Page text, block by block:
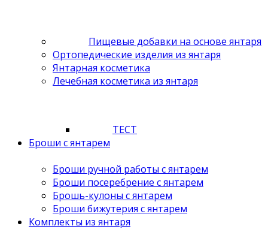
Пищевые добавки на основе янтаря
Ортопедические изделия из янтаря
Янтарная косметика
Лечебная косметика из янтаря
ТЕСТ
Броши с янтарем
Броши ручной работы с янтарем
Броши посеребрение с янтарем
Брошь-кулоны с янтарем
Броши бижутерия с янтарем
Комплекты из янтаря